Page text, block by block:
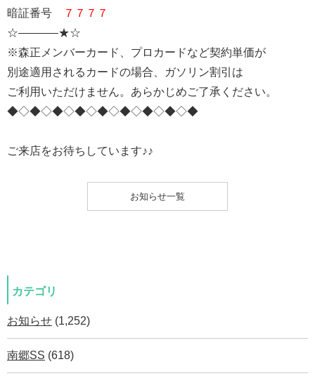
暗証番号 ７７７７
☆———–★☆
※森正メンバーカード、プロカードなど契約単価が
別途適用されるカードの場合、ガソリン割引は
ご利用いただけません。あらかじめご了承ください。
◆◇◆◇◆◇◆◇◆◇◆◇◆◇◆◇◆
ご来店をお待ちしています♪♪
お知らせ一覧
カテゴリ
お知らせ (1,252)
南郷SS (618)